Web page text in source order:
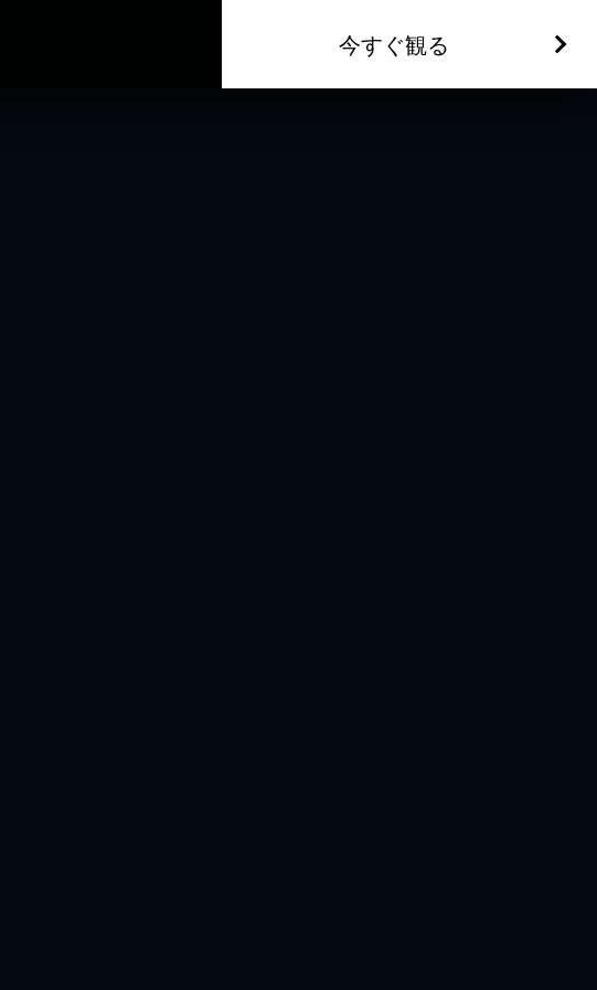
今すぐ観る